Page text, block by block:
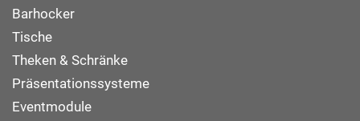
Barhocker
Tische
Theken & Schränke
Präsentationssysteme
Eventmodule